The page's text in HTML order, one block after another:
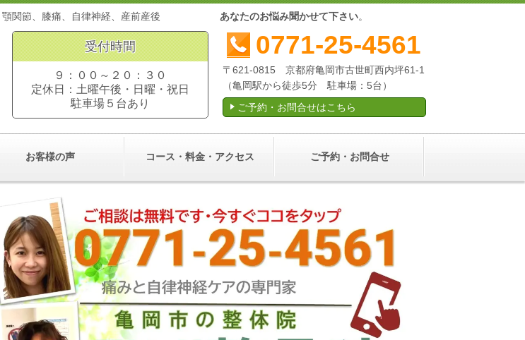
痛、顎関節、膝痛、自律神経、産前産後 あなたのお悩み聞かせて下さい。
受付時間
９：００～２０：３０
定休日：土曜午後・日曜・祝日
駐車場５台あり
0771-25-4561
〒621-0815 京都府亀岡市古世町西内坪61-1
（亀岡駅から徒歩5分 駐車場：5台）
ご予約・お問合せはこちら
お客様の声 コース・料金・アクセス ご予約・お問合せ